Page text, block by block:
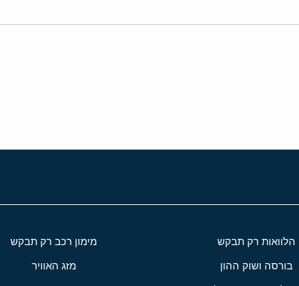
הלוואות רק תבקש מימון רכב רק תבקש
בורסה ושוק ההון מזג האוויר